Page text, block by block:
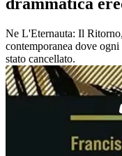
drammatica
Ne L'Eternauta: Il
contemporanea dove
stato cancellato.